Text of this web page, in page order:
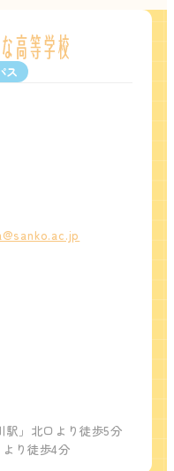
ス
」北口より徒歩5分
り徒歩4分